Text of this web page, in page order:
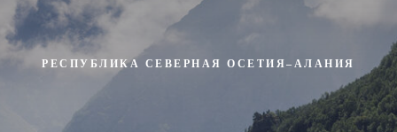
РЕСПУБЛИКА СЕВЕРНАЯ ОСЕТИЯ–АЛАНИЯ